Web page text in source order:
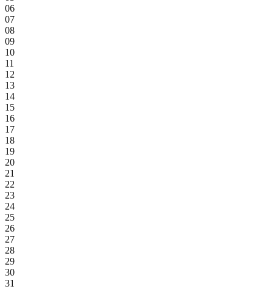
06
07
08
09
10
11
12
13
14
15
16
17
18
19
20
21
22
23
24
25
26
27
28
29
30
31